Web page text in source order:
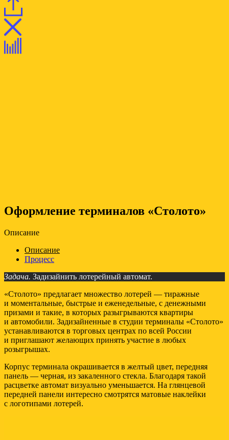
Оформление терминалов «Столото»
Описание
Описание
Процесс
Задача. Задизайнить лотерейный автомат.
«Столото» предлагает множество лотерей — тиражные
и моментальные, быстрые и еженедельные, с денежными
призами и такие, в которых разыгрываются квартиры
и автомобили. Задизайненные в студии терминалы «Столото»
устанавливаются в торговых центрах по всей России
и приглашают желающих принять участие в любых
розыгрышах.
Корпус терминала окрашивается в желтый цвет, передняя
панель — черная, из закаленного стекла. Благодаря такой
расцветке автомат визуально уменьшается. На глянцевой
передней панели интересно смотрятся матовые наклейки
с логотипами лотерей.